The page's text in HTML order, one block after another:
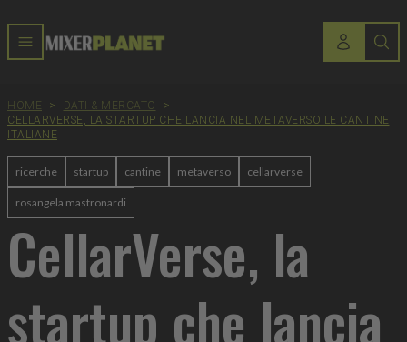
HOME > DATI & MERCATO
>
CELLARVERSE, LA STARTUP CHE LANCIA NEL METAVERSO LE CANTINE
ITALIANE
ricerche startup cantine metaverso cellarverse
rosangela mastronardi
CellarVerse, la
startup che lancia